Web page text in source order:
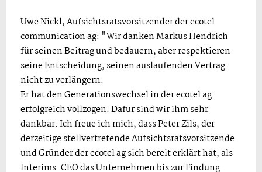
Uwe Nickl, Aufsichtsratsvorsitzender der ecotel
communication ag: "Wir danken Markus Hendrich
für seinen Beitrag und bedauern, aber respektieren
seine Entscheidung, seinen auslaufenden Vertrag
nicht zu verlängern.
Er hat den Generationswechsel in der ecotel ag
erfolgreich vollzogen. Dafür sind wir ihm sehr
dankbar. Ich freue ich mich, dass Peter Zils, der
derzeitige stellvertretende Aufsichtsratsvorsitzende
und Gründer der ecotel ag sich bereit erklärt hat, als
Interims-CEO das Unternehmen bis zur Findung